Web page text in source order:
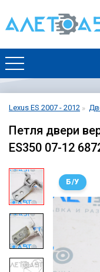
Lexus ES 2007 - 2012
Петля двери
ES350 07-12
Б/У